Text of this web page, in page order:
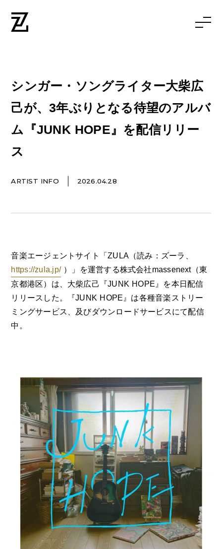
シンガー・ソングライター大柴広
己が、3年ぶりとなる待望のアルバ
ム『JUNK HOPE』を配信リリー
ス
ARTIST INFO 2026.04.28
音楽エージェントサイト「ZULA（読み：ズーラ、
https://zula.jp/）」を運営する株式会社massenext（東
京都港区）は、大柴広己『JUNK HOPE』を本日配信
リリースした。『JUNK HOPE』は各種音楽ストリー
ミングサービス、及びダウンロードサービスにて配信
中。